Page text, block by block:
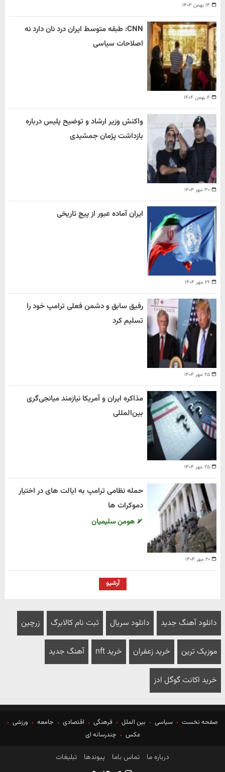
۱۴ بهمن ۱۴۰۴
۴ بهمن ۱۴۰۴
CNN: طبقه متوسط ایران درد نان دارد نه
اصلاحات سیاسی
۳۰ مهر ۱۴۰۴
واکنش وزیر ارشاد و توضیح پلیس درباره
بازداشت پژمان جمشیدی
۲۶ مهر ۱۴۰۴
ایران آماده عبور از پیچ تاریخی
۲۵ مهر ۱۴۰۴
رفیق سابق و دشمن فعلی ترامپ خود را
تسلیم کرد
۲۵ مهر ۱۴۰۴
مذاکره ایران و آمریکا نیازمند میانجی‌گری
بین‌المللی
۲۰ مهر ۱۴۰۴
حمله نظامی ترامپ به ایالت های در اختیار
دموکرات ها
هومن سلیمیان
آرشیو
دانلود آهنگ جدید دانلود سریال ثبت نام کالابرگ زرچین
موزیک ترین خرید زعفران خرید nft آهنگ جدید
خرید اکانت گوگل ادز
صفحه نخست سیاسی بین الملل فرهنگی اقتصادی جامعه
ورزشی
عکس
چندرسانه ای
درباره ما تماس باما پیوندها تبلیغات